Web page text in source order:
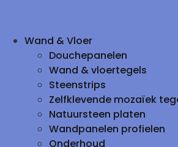
Wand & Vloer
Douchepanelen
Wand & vloertegels
Steenstrips
Zelfklevende mozaïek
Natuursteen platen
Wandpanelen profielen
Onderhoud